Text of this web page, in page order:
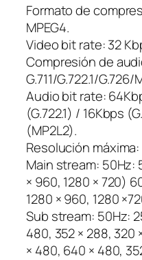
Formato de
MPEG4.
Video bit rate: 32
Compresión de
G.711/G.722.1/G.726/
Audio bit rate:
(G.722.1) / 16Kbps
(MP2L2).
Resolución máxima:
Main stream: 50Hz:
× 960, 1280 × 720)
1280 × 960, 1280
Sub stream: 50Hz:
480, 352 × 288,
× 480, 640 × 480,